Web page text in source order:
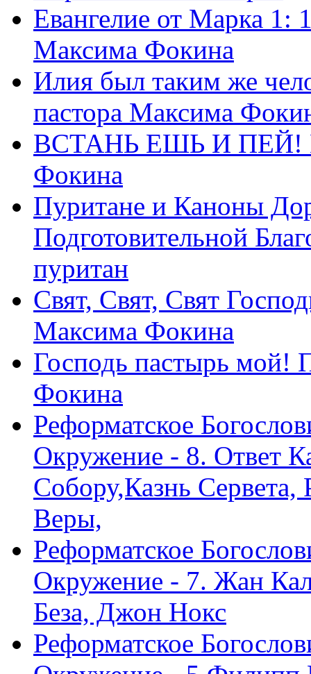
Евангелие от Марка 1:
Максима Фокина
Илия был таким же
пастора Максима
ВСТАНЬ ЕШЬ И ПЕЙ!
Фокина
Пуритане и Каноны
Подготовительной
пуритан
Свят, Свят, Свят
Максима Фокина
Господь пастырь мой!
Фокина
Реформатское
Окружение - 8. Ответ
Собору,Казнь Сервета,
Веры,
Реформатское
Окружение - 7. Жан
Беза, Джон Нокс
Реформатское